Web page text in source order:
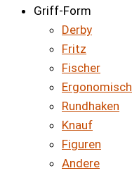
Griff-Form
Derby
Fritz
Fischer
Ergonomisch
Rundhaken
Knauf
Figuren
Andere